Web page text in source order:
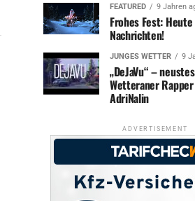
FEATURED 9 Jahren
Frohes Fest:
Nachrichten!
JUNGES WETTER 9
„DeJaVu“ –
Wetteraner
AdriNalin
ADVERTISEMENT